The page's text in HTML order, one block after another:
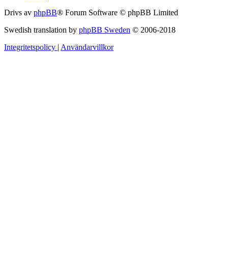
Drivs av phpBB® Forum Software © phpBB Limited
Swedish translation by phpBB Sweden © 2006-2018
Integritetspolicy | Användarvillkor